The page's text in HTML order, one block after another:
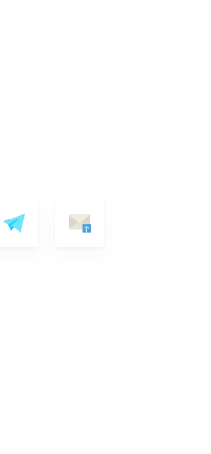
Mobile Phone Number